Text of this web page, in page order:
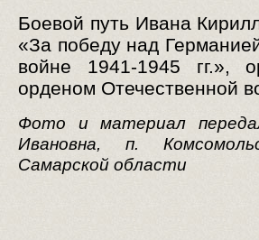
Боевой путь Ивана
«За победу над
войне 1941-1945 гг.»,
орденом Отечественной
Фото и материал
Ивановна, п.
Самарской области